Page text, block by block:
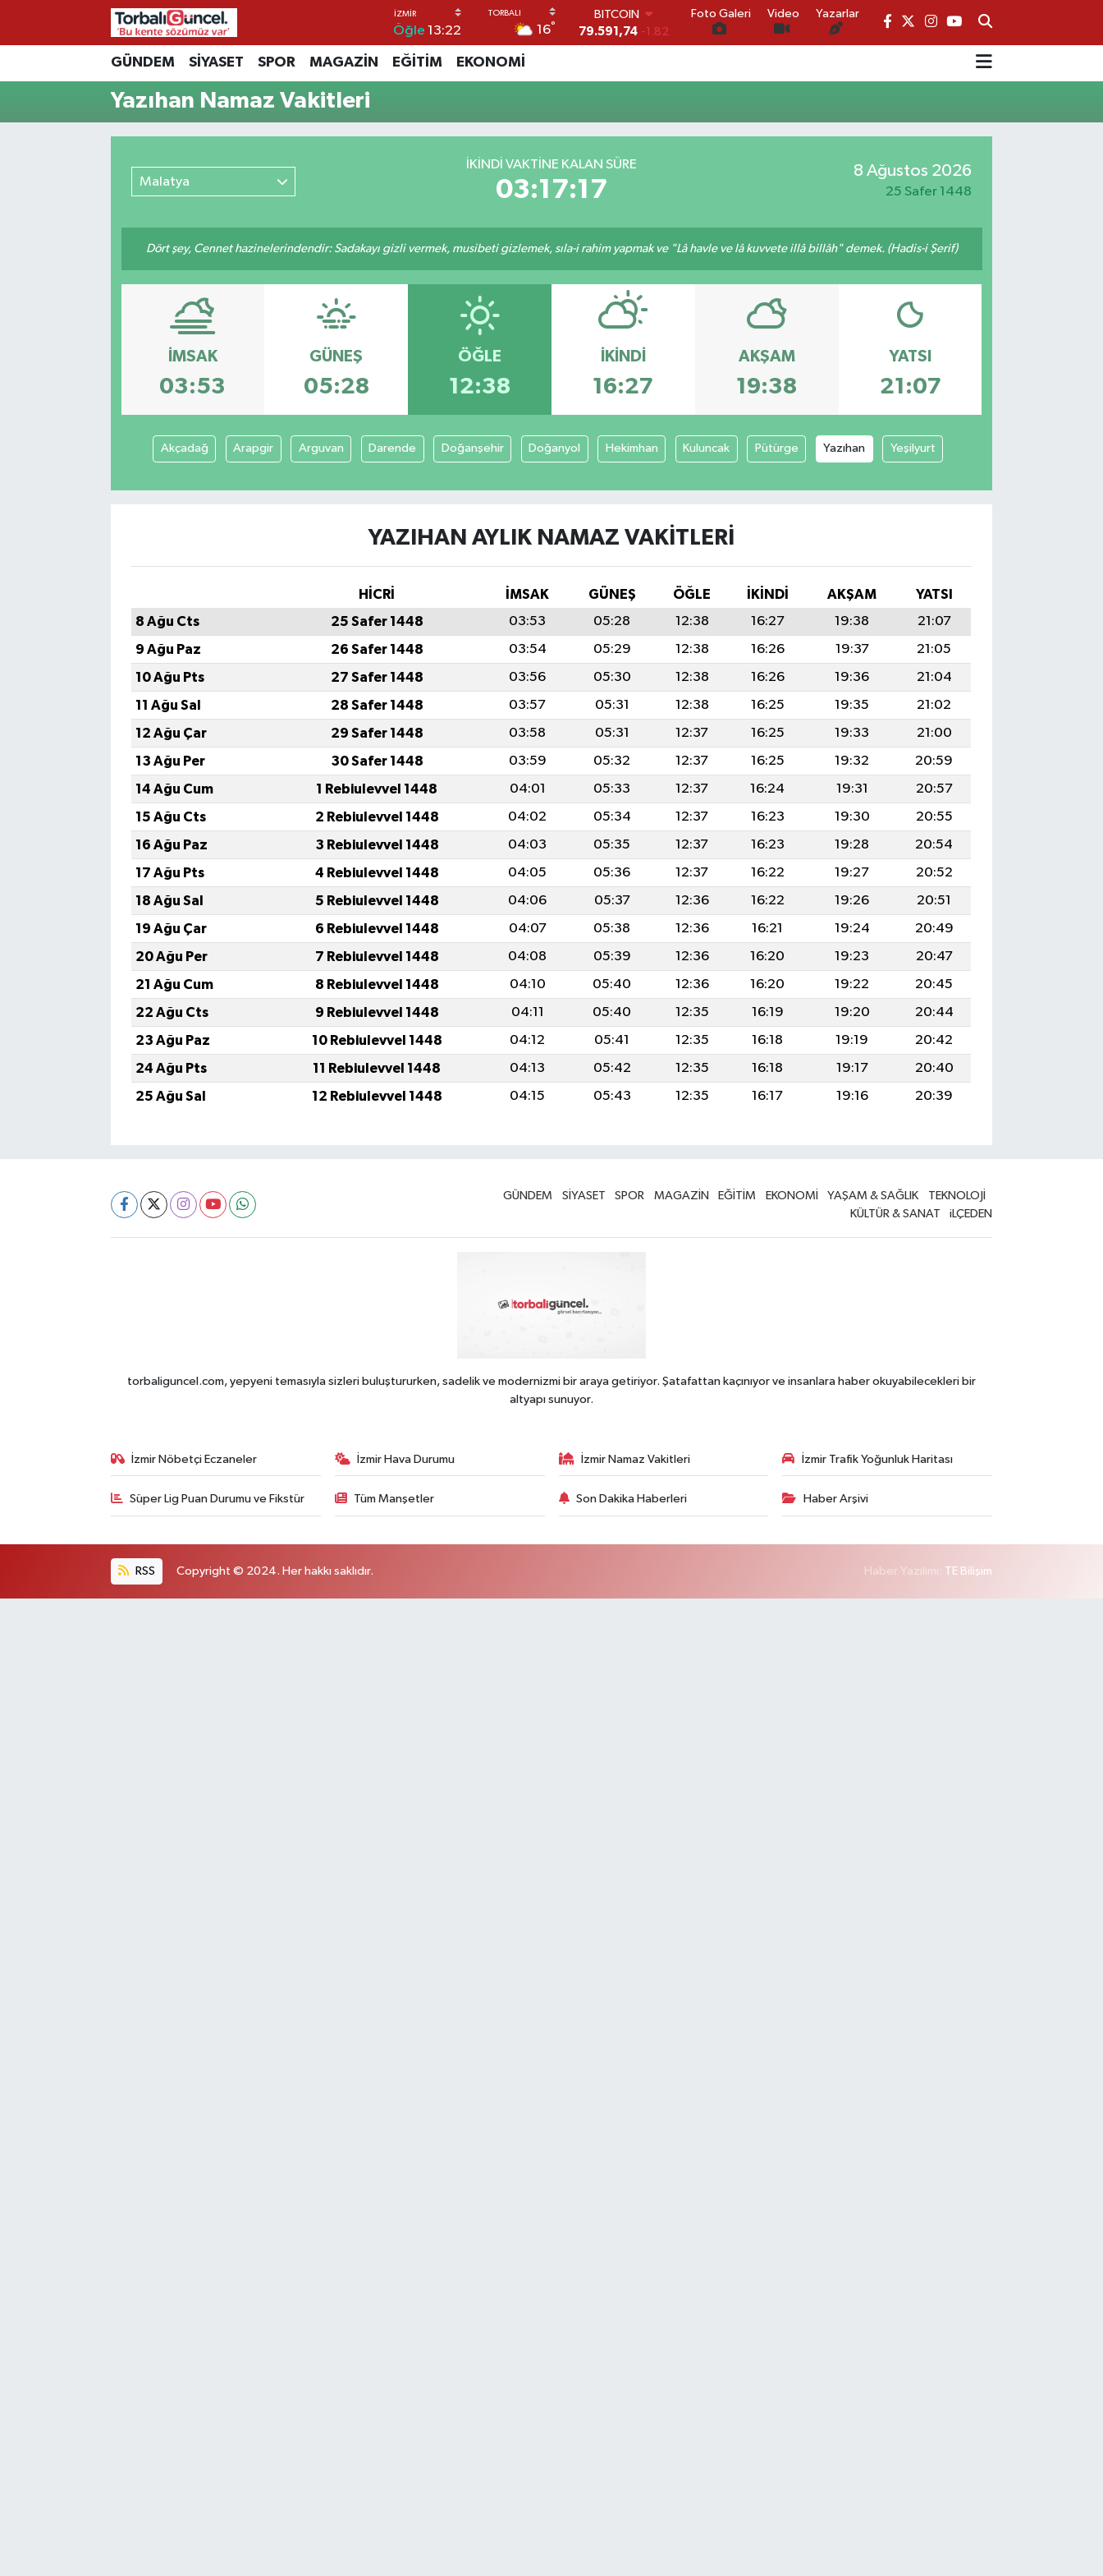
Öğle 13:22 16°
BITCOIN
79.591,74 -1.82
DOLAR
EURO
61,60380 0.18
6862,09000
BİST100
Foto Galeri Video Yazarlar
GÜNDEM SİYASET SPOR MAGAZİN EĞİTİM EKONOMİ
Yazıhan Namaz Vakitleri
Malatya
İKINDI VAKTİNE KALAN SÜRE
03:17:16
8 Ağustos 2026
25 Safer 1448
Dört şey, Cennet hazinelerindendir: Sadakayı gizli vermek, musibeti gizlemek, sıla-i rahim yapmak ve "Lâ havle ve lâ kuvvete illâ billâh" demek. (Hadis-i Şerif)
İMSAK
03:53
GÜNEŞ
05:28
ÖĞLE
12:38
İKINDI
16:27
AKŞAM
19:38
YATSI
21:07
Akçadağ Arapgir Arguvan Darende Doğanşehir Doğanyol Hekimhan Kuluncak Pütürge Yazıhan Yeşilyurt
YAZIHAN AYLIK NAMAZ VAKITLERI
HİCRİ İMSAK GÜNEŞ ÖĞLE İKINDI AKŞAM
YATSI
8 Ağu Cts
25 Safer 1448 03:53 05:28 12:38 16:27 19:38
21:07
9 Ağu Paz
26 Safer 1448 03:54 05:29 12:38 16:26 19:37
21:05
10 Ağu Pts
27 Safer 1448 03:56 05:30 12:38 16:26 19:36
21:04
11 Ağu Sal
28 Safer 1448 03:57 05:31 12:38 16:25 19:35
21:02
12 Ağu Çar
29 Safer 1448 03:58 05:31 12:37 16:25 19:33
21:00
13 Ağu Per
30 Safer 1448 03:59 05:32 12:37 16:25 19:32
20:59
14 Ağu Cum
1 Rebiulevvel 1448 04:01 05:33 12:37 16:24 19:31
20:57
15 Ağu Cts
2 Rebiulevvel 1448 04:02 05:34 12:37 16:23 19:30
20:55
16 Ağu Paz
3 Rebiulevvel 1448 04:03 05:35 12:37 16:23 19:28
20:54
17 Ağu Pts
4 Rebiulevvel 1448 04:05 05:36 12:37 16:22 19:27
20:52
18 Ağu Sal
5 Rebiulevvel 1448 04:06 05:37 12:36 16:22 19:26
20:51
19 Ağu Çar
6 Rebiulevvel 1448 04:07 05:38 12:36 16:21 19:24
20:49
20 Ağu Per
7 Rebiulevvel 1448 04:08 05:39 12:36 16:20 19:23
20:47
21 Ağu Cum
8 Rebiulevvel 1448 04:10 05:40 12:36 16:20 19:22
20:45
22 Ağu Cts
9 Rebiulevvel 1448 04:11 05:40 12:35 16:19 19:20
20:44
23 Ağu Paz
10 Rebiulevvel 1448 04:12 05:41 12:35 16:18 19:19
20:42
24 Ağu Pts
11 Rebiulevvel 1448 04:13 05:42 12:35 16:18 19:17
20:40
25 Ağu Sal
12 Rebiulevvel 1448 04:15 05:43 12:35 16:17 19:16 20:39
GÜNDEM SİYASET SPOR MAGAZİN EĞİTİM EKONOMİ YAŞAM & SAĞLIK
TEKNOLOJİ
KÜLTÜR & SANAT
iLÇEDEN
torbaliguncel.com, yepyeni temasıyla sizleri buluştururken, sadelik ve modernizmi bir araya getiriyor. Şatafattan kaçınıyor ve insanlara haber okuyabilecekleri bir
altyapı sunuyor.
İzmir Nöbetçi Eczaneler İzmir Hava Durumu İzmir Namaz Vakitleri İzmir Trafik Yoğunluk Haritası
Süper Lig Puan Durumu ve Fikstür Tüm Manşetler Son Dakika Haberleri Haber Arşivi
RSS Copyright © 2024. Her hakkı saklıdır. Haber Yazılımı: TE Bilişim
İzmir Nöbetçi Eczaneler
İzmir Hava Durumu
İzmir Trafik Yoğunluk Haritası
Süper Lig Puan Durumu ve Fikstür
Tüm Manşetler
Son Dakika Haberleri